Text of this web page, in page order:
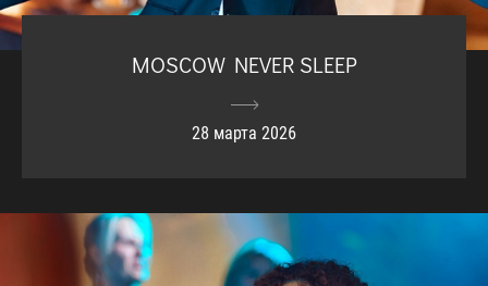
MOSCOW NEVER SLEEP
28 марта 2026